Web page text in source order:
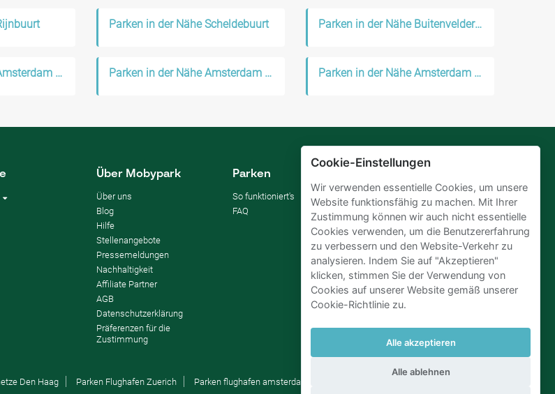
Parken in der Nähe Scheldebuurt Parken in der Nähe Buitenveldert-Oost
Parken in der Nähe Amsterdam Zuid Parken in der Nähe Amsterdam Oost Parken in der Nähe Amsterdam Centrum
Cookie-Einstellungen
Wir verwenden essentielle Cookies, um unsere
Website funktionsfähig zu machen. Mit Ihrer
Zustimmung können wir auch nicht essentielle
Cookies verwenden, um die Benutzererfahrung
zu verbessern und den Website-Verkehr zu
analysieren. Indem Sie auf "Akzeptieren"
klicken, stimmen Sie der Verwendung von
Cookies auf unserer Website gemäß unserer
Cookie-Richtlinie zu.
Alle akzeptieren
Alle ablehnen
Über Mobypark
Über uns
Blog
Hilfe
Stellenangebote
Pressemeldungen
Nachhaltigkeit
Affiliate Partner
AGB
Datenschutzerklärung
Präferenzen für die
Zustimmung
Parken
So funktioniert's
FAQ
Parkplatz vermieten
Für Unternehmen
Verbessern Sie Ihre SDGs
Business-Blog
Den Haag Parken Flughafen Zuerich Parken flughafen amsterdam